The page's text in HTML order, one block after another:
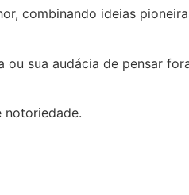
combinando ideias
sua audácia de pensar
notoriedade.